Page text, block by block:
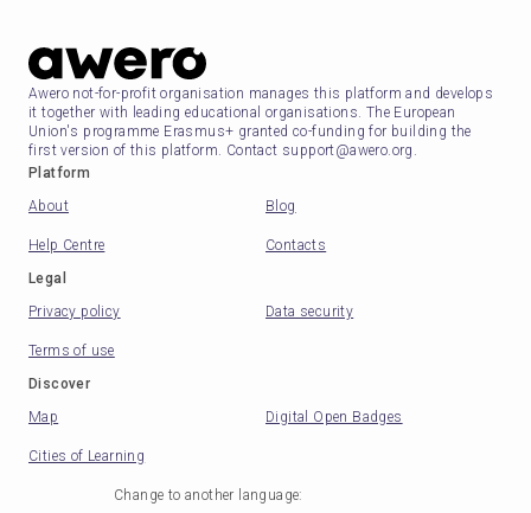
Awero not-for-profit organisation manages this platform and develops
it together with leading educational organisations. The European
Union's programme Erasmus+ granted co-funding for building the
first version of this platform. Contact support@awero.org.
Platform
About
Blog
Help Centre
Contacts
Legal
Privacy policy
Data security
Terms of use
Discover
Map
Digital Open Badges
Cities of Learning
Change to another language: